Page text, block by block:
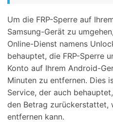
Um die FRP-Sperre auf
Samsung-Gerät zu
Online-Dienst namens
behauptet, die FRP-Sperre
Konto auf Ihrem Android-
Minuten zu entfernen. Dies
Service, der auch
den Betrag zurückerstattet,
entfernen kann.